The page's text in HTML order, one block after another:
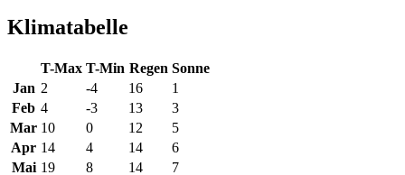
Klimatabelle
T-Max T-Min Regen Sonne
Jan 2 -4 16
1
Feb 4 -3 13
3
Mar 10 0 12
5
Apr 14 4 14
6
Mai 19 8 14 7